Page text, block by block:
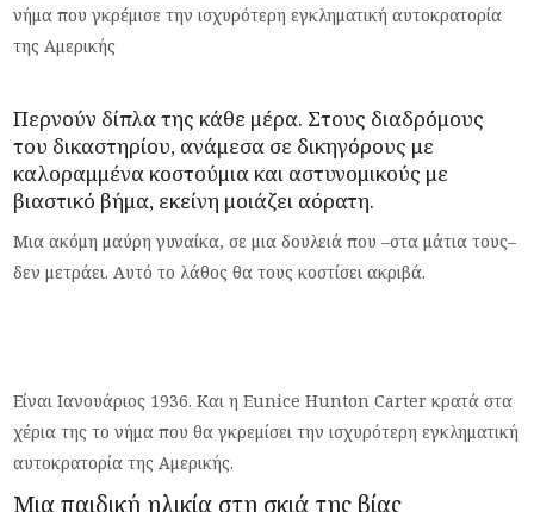
νήμα που γκρέμισε την ισχυρότερη εγκληματική αυτοκρατορία
της Αμερικής
Περνούν δίπλα της κάθε μέρα. Στους διαδρόμους
του δικαστηρίου, ανάμεσα σε δικηγόρους με
καλοραμμένα κοστούμια και αστυνομικούς με
βιαστικό βήμα, εκείνη μοιάζει αόρατη.
Μια ακόμη μαύρη γυναίκα, σε μια δουλειά που –στα μάτια τους–
δεν μετράει. Αυτό το λάθος θα τους κοστίσει ακριβά.
Είναι Ιανουάριος 1936. Και η Eunice Hunton Carter κρατά στα
χέρια της το νήμα που θα γκρεμίσει την ισχυρότερη εγκληματική
αυτοκρατορία της Αμερικής.
Μια παιδική ηλικία στη σκιά της βίας